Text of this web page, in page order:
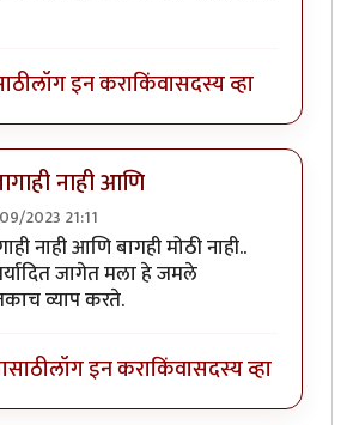
लॉग इन कराकिंवासदस्य व्हा
नाही आणि
2023 21:11
चालू द्या. सह्याद्रीbyकंजूस
नाही आणि बागही मोठी नाही..
जागेत मला हे जमले
व्याप करते.
लॉग इन कराकिंवासदस्य व्हा